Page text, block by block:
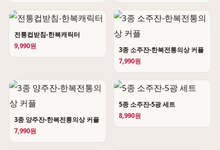
전통컵받침-한복캐릭터
9,990원
3종 소주잔-한복전통의상 커플
7,990원
3종 양주잔-한복전통의상 커플
7,990원
5종 소주잔-5광 세트
8,990원